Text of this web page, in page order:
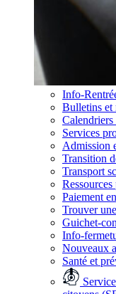
Info-
Bulletins et
Calendriers
Services
Admission
Transition
Transport
Paiement
Trouver
Guichet-
Info-
Nouveaux
Santé et